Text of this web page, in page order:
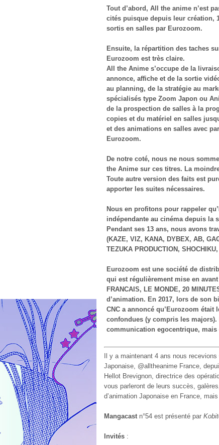
Tout d’abord, All the anime n’est
cités puisque depuis leur création,
sortis en salles par Eurozoom.
Ensuite, la répartition des taches
Eurozoom est très claire.
All the Anime s’occupe de la
annonce, affiche et de la sortie
au planning, de la stratégie au
spécialisés type Zoom Japon ou
de la prospection de salles à la
copies et du matériel en salles
et des animations en salles avec
Eurozoom.
De notre coté, nous ne nous
the Anime sur ces titres. La
Toute autre version des faits est
apporter les suites nécessaires.
Nous en profitons pour rappeler
indépendante au cinéma depuis la
Pendant ses 13 ans, nous avons
(KAZE, VIZ, KANA, DYBEX, AB,
TEZUKA PRODUCTION,
Eurozoom est une société de
qui est régulièrement mise en
FRANCAIS, LE MONDE, 20
d’animation. En 2017, lors de son
CNC a annoncé qu’Eurozoom
confondues (y compris les majors).
communication egocentrique, mais
Il y a maintenant 4 ans nous recevions
Japonaise, @alltheanime France,
Hellot Brevignon, directrice des
vous parleront de leurs succès,
d’animation Japonaise en France,
Mangacast n°54 est présenté par
Invités :